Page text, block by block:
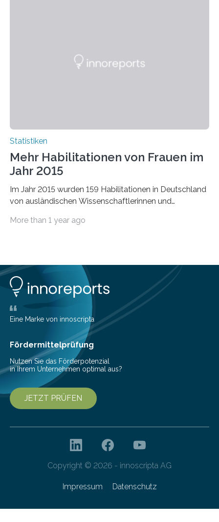
Statistiken
Mehr Habilitationen von Frauen im
Jahr 2015
Im Jahr 2015 wurden 159 Habilitationen in Deutschland
von ausländischen Wissenschaftlerinnen und
More than 1 year ago
Eine Marke von innoscripta
Fördermittelprüfung
Nutzen Sie das Förderpotenzial
in Ihrem Unternehmen optimal aus?
JETZT PRÜFEN
Copyright © 2026 - innoscripta AG
Impressum Datenschutz